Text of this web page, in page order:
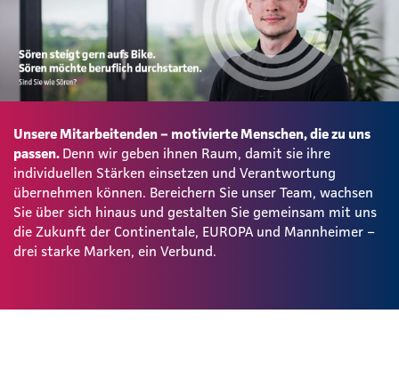
Unsere Mitarbeitenden – motivierte Menschen, die zu uns
passen. Denn wir geben ihnen Raum, damit sie ihre
individuellen Stärken einsetzen und Verantwortung
übernehmen können. Bereichern Sie unser Team, wachsen
Sie über sich hinaus und gestalten Sie gemeinsam mit uns
die Zukunft der Continentale, EUROPA und Mannheimer –
drei starke Marken, ein Verbund.